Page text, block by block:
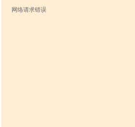
网络请求错误